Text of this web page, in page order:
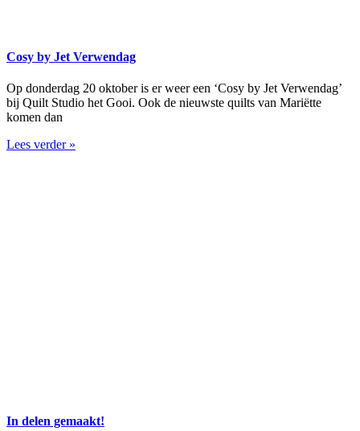
Cosy by Jet Verwendag
Op donderdag 20 oktober is er weer een ‘Cosy by Jet Verwendag’
bij Quilt Studio het Gooi. Ook de nieuwste quilts van Mariëtte
komen dan
Lees verder »
In delen gemaakt!